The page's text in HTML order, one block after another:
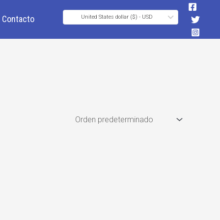
Contacto United States dollar ($) - USD